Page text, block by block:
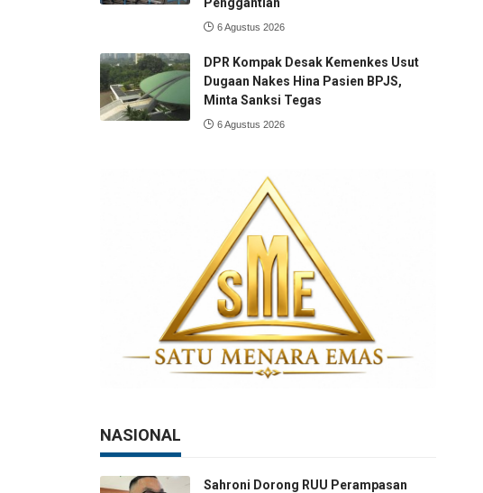
6 Agustus 2026
DPR Kompak Desak Kemenkes Usut
Dugaan Nakes Hina Pasien BPJS,
Minta Sanksi Tegas
6 Agustus 2026
NASIONAL
Sahroni Dorong RUU Perampasan